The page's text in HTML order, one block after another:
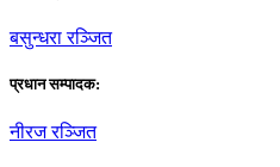
बसुन्धरा रञ्जित
प्रधान सम्पादक:
नीरज रञ्जित